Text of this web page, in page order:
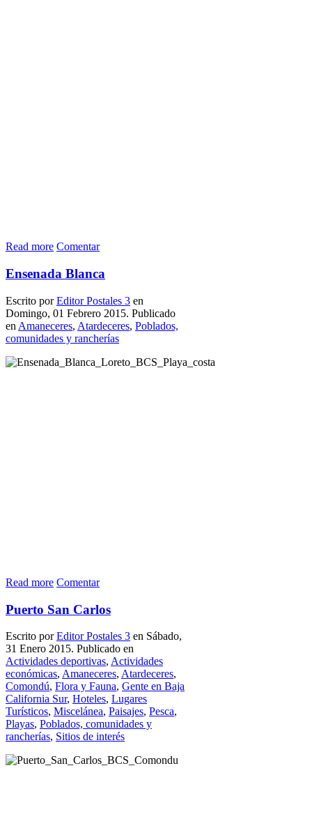
Read more Comentar
Ensenada Blanca
Escrito porEditor Postales 3 en
Domingo, 01 Febrero 2015. Publicado
en Amaneceres, Atardeceres, Poblados,
comunidades y rancherías
Read more Comentar
Puerto San Carlos
Escrito porEditor Postales 3 en Sábado,
31 Enero 2015. Publicado en
Actividades deportivas, Actividades
económicas, Amaneceres, Atardeceres,
Comondú, Flora y Fauna, Gente en Baja
California Sur, Hoteles, Lugares
Turísticos, Miscelánea, Paisajes, Pesca,
Playas, Poblados, comunidades y
rancherías, Sitios de interés